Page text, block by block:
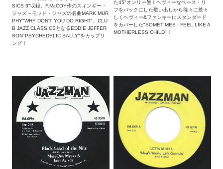
SICS 3"収録、F.McCOY作のスィンギー・
ジャズ～モッド・ジャズの名曲MARK MUR
PHY"WHY DON'T YOU DO RIGHT"、CLU
B JAZZ CLASSICSとなるEDDIE JEFFER
SON"PSYCHEDELIC SALLY"をカップリ
ング！
た45"オンリー盤！ヘヴィーなベース・リ
フをバックにした歌い出しから徐々に荒々
しくヘヴィー&ファンキーにスタンダード
をカバーした"SOMETIMES I FEEL LIKE A
MOTHERLESS CHILD"！